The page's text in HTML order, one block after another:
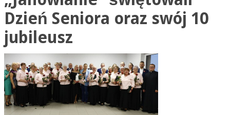
Dzień Seniora oraz swój 10
jubileusz